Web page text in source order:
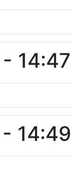
14:47
14:49